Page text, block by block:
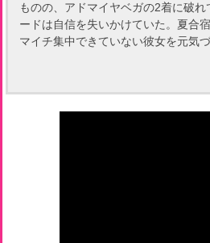
ものの、アドマイヤベガの2着に破
ードは自信を失いかけていた。夏合
マイチ集中できていない彼女を元気